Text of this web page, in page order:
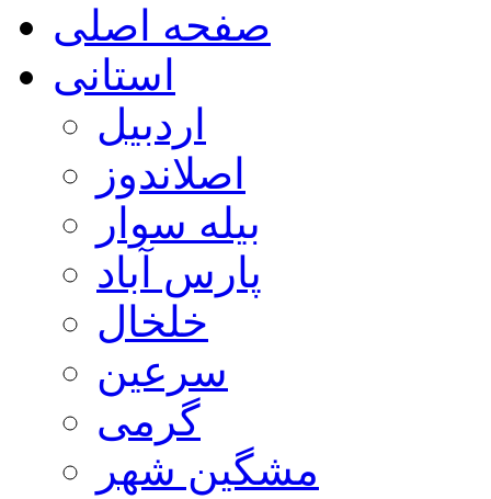
صفحه اصلی
استانی
اردبیل
اصلاندوز
بیله سوار
پارس آباد
خلخال
سرعین
گرمی
مشگین شهر